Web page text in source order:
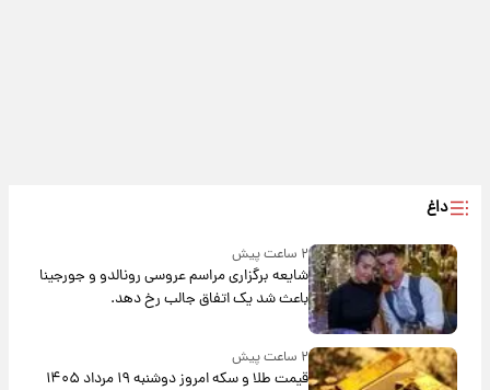
داغ
۲ ساعت پیش
شایعه برگزاری مراسم عروسی رونالدو و جورجینا
باعث شد یک اتفاق جالب رخ دهد.
۲ ساعت پیش
قیمت طلا و سکه امروز دوشنبه ۱۹ مرداد ۱۴۰۵